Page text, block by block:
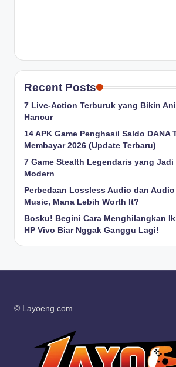
Recent Posts
7 Live-Action Terburuk yang Bikin
Hancur
14 APK Game Penghasil Saldo DANA
Membayar 2026 (Update Terbaru)
7 Game Stealth Legendaris yang Jadi
Modern
Perbedaan Lossless Audio dan
Music, Mana Lebih Worth It?
Bosku! Begini Cara Menghilangkan
HP Vivo Biar Nggak Ganggu Lagi!
© Layoeng.com